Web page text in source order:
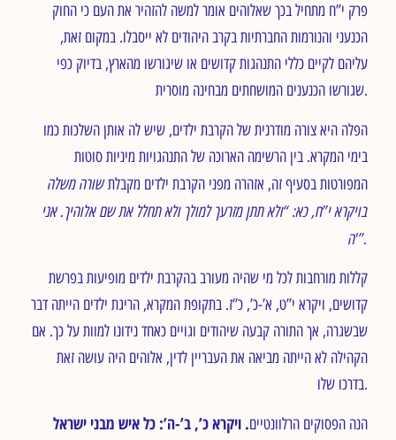
פרק י”ח מתחיל בכך שאלוהים אומר למשה להזהיר את העם כי החוק
הכנעני והנורמות החברתיות בקרב היהודים לא ייסבלו. במקום זאת,
עליהם לקיים כללי התנהגות קדושים או שיגורשו מהארץ, בדיוק כפי
שגורשו הכנענים המושחתים מבחינה מוסרית.
הפלה היא צורה מודרנית של הקרבת ילדים, שיש לה אותן השלכות כמו
בימי המקרא. בין הרשימה הארוכה של התנהגויות מיניות סוטות
המפורטות בסעיף זה, אזהרה מפני הקרבת ילדים מקבלתשורה משלה
בויקרא י”ח, כא: “ולא תתן מזרעך למולך ולא תחלל את שם אלוהיך. אני
ה'”.
קללות מורחבות לכל מי שהיה מעורב בהקרבת ילדים מופיעות בפרשת
קדושים, ויקרא י”ט, א’-כ’, כ”ז. בתקופת המקרא, הריגת ילדים הייתה דבר
שבשגרה, אך התורה קבעה שיהודים וגויים כאחד נידונו למוות על כך. אם
הקהילה לא הייתה מביאה את העבריין לדין, אלוהים היה עושה זאת
בדרכו שלו.
הנה הפסוקים הרלוונטיים. ויקרא כ’, ב’-ה’: כל איש מבני ישראל